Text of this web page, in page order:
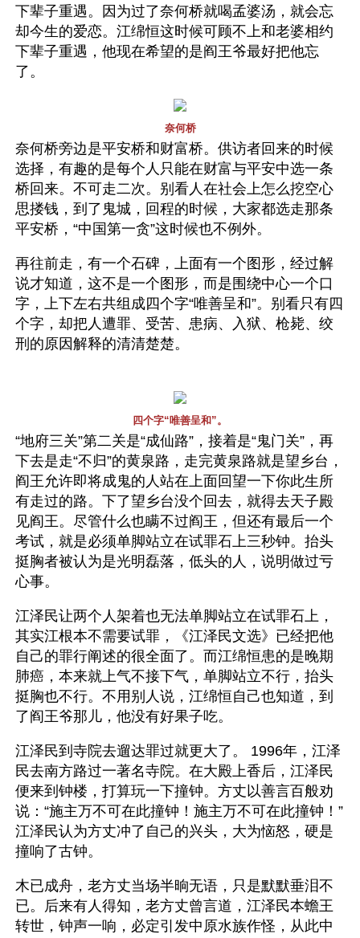
下辈子重遇。因为过了奈何桥就喝孟婆汤，就会忘
却今生的爱恋。江绵恒这时候可顾不上和老婆相约
下辈子重遇，他现在希望的是阎王爷最好把他忘
了。
奈何桥
奈何桥旁边是平安桥和财富桥。供访者回来的时候
选择，有趣的是每个人只能在财富与平安中选一条
桥回来。不可走二次。别看人在社会上怎么挖空心
思搂钱，到了鬼城，回程的时候，大家都选走那条
平安桥，“中国第一贪”这时候也不例外。
再往前走，有一个石碑，上面有一个图形，经过解
说才知道，这不是一个图形，而是围绕中心一个口
字，上下左右共组成四个字“唯善呈和”。别看只有四
个字，却把人遭罪、受苦、患病、入狱、枪毙、绞
刑的原因解释的清清楚楚。
四个字“唯善呈和”。
“地府三关”第二关是“成仙路”，接着是“鬼门关”，再
下去是走“不归”的黄泉路，走完黄泉路就是望乡台，
阎王允许即将成鬼的人站在上面回望一下你此生所
有走过的路。下了望乡台没个回去，就得去天子殿
见阎王。尽管什么也瞒不过阎王，但还有最后一个
考试，就是必须单脚站立在试罪石上三秒钟。抬头
挺胸者被认为是光明磊落，低头的人，说明做过亏
心事。
江泽民让两个人架着也无法单脚站立在试罪石上，
其实江根本不需要试罪，《江泽民文选》已经把他
自己的罪行阐述的很全面了。而江绵恒患的是晚期
肺癌，本来就上气不接下气，单脚站立不行，抬头
挺胸也不行。不用别人说，江绵恒自己也知道，到
了阎王爷那儿，他没有好果子吃。
江泽民到寺院去遛达罪过就更大了。 1996年，江泽
民去南方路过一著名寺院。在大殿上香后，江泽民
便来到钟楼，打算玩一下撞钟。方丈以善言百般劝
说：“施主万不可在此撞钟！施主万不可在此撞钟！”
江泽民认为方丈冲了自己的兴头，大为恼怒，硬是
撞响了古钟。
木已成舟，老方丈当场半晌无语，只是默默垂泪不
已。后来有人得知，老方丈曾言道，江泽民本蟾王
转世，钟声一响，必定引发中原水族作怪，从此中